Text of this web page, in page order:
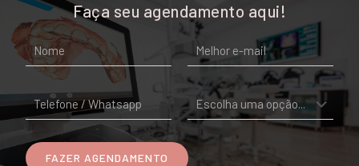
Faça seu agendamento aqui!